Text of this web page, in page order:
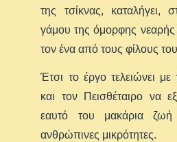
της τσίκνας, καταλήγει,
γάμου της όμορφης νεαρής
τον ένα από τους φίλους
Έτσι το έργο τελειώνει
και τον Πεισθέταιρο να
εαυτό του μακάρια
ανθρώπινες μικρότητες.